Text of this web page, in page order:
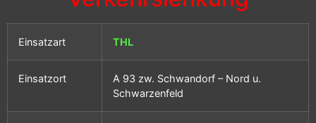
Einsatzart THL
Einsatzort
A 93 zw. Schwandorf – Nord u.
Schwarzenfeld